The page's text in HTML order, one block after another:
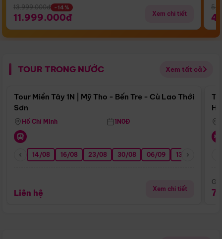
13.999.000đ -14%
11.999.000đ Xem chi tiết
TOUR TRONG NƯỚC Xem tất cả
Điểm nổi bật
Tour Miền Tây 1N | Mỹ Tho - Bến Tre - Cù Lao Thới
Sơn
Hồ Chí Minh 1N0Đ
14/08 16/08 23/08 30/08 06/09 13/09
Liên hệ Xem chi tiết